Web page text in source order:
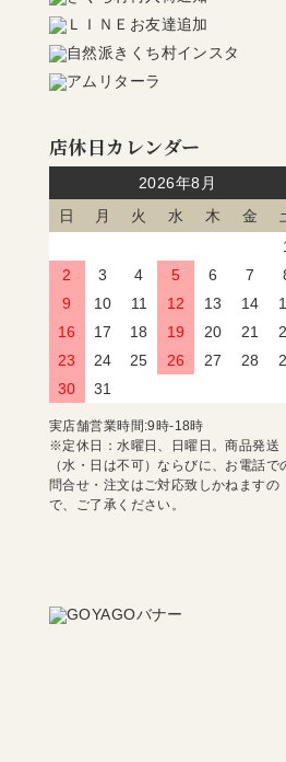
店休日カレンダー
2026年8月
日
月 火 水 木 金
2
3 4 5 6 7
9
10 11 12 13 14
16
17 18 19 20 21
23
24 25 26 27 28
30
31
実店舗営業時間:9時-18時
※定休日：水曜日、日曜日。商品発送
（水・日は不可）ならびに、お電話で
問合せ・注文はご対応致しかねますの
で、ご了承ください。